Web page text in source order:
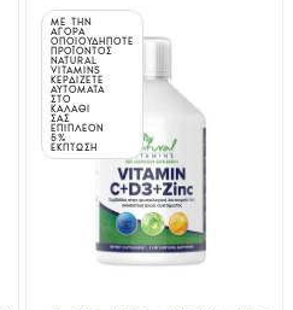
ΜΕ ΤΗΝ
ΑΓΟΡΑ
ΟΠΟΙΟΥΔΗΠΟΤΕ
ΠΡΟΪΟΝΤΟΣ
NATURAL
VITAMINS
ΚΕΡΔΙΖΕΤΕ
ΑΥΤΟΜΑΤΑ
ΣΤΟ
ΚΑΛΑΘΙ
ΣΑΣ
ΕΠΙΠΛΕΟΝ
5%
ΕΚΠΤΩΣΗ